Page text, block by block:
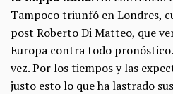
Tampoco triunfó en Londres,
post Roberto Di Matteo, que
Europa contra todo
vez. Por los tiempos y las
justo esto lo que ha lastrado